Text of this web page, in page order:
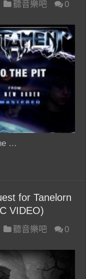
聽音樂吧
0
…
for Tanelorn
VIDEO)
聽音樂吧
0